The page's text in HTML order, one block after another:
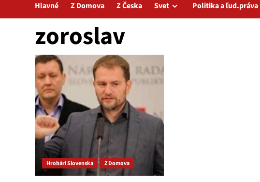
Hlavné Z Domova Z Česka Svet Politika a ľud.práva
zoroslav
Hrobári Slovenska Z Domova